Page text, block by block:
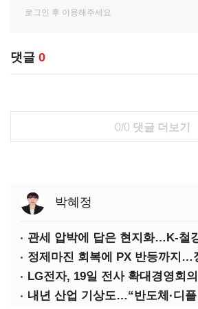
댓글 0
0/0 댓글 더보기
박혜정
관세 압박에 답은 현지화…K-철